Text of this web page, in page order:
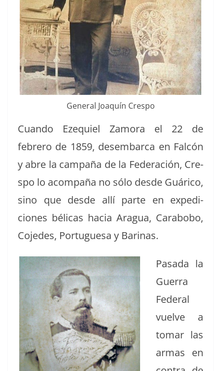
Gen­er­al Joaquín Crespo
Cuan­do Eze­quiel Zamo­ra el 22 de
febrero de 1859, desem­bar­ca en Fal­cón
y abre la cam­paña de la Fed­eración, Cre­
spo lo acom­paña no sólo des­de Guári­co,
sino que des­de allí parte en expe­di­
ciones béli­cas hacia Aragua, Carabobo,
Cojedes, Por­tugue­sa y Barinas.
Pasa­da la
Guer­ra
Fed­er­al
vuelve a
tomar las
armas en